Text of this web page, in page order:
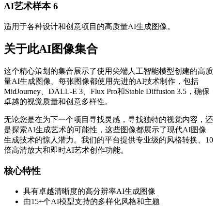
AI艺术样本 6
适用于各种设计和创意项目的高质量AI生成图像。
关于此AI图像集合
这个精心策划的集合展示了使用尖端人工智能模型创建的高质
量AI生成图像。每张图像都使用先进的AI技术制作，包括
MidJourney、DALL-E 3、Flux Pro和Stable Diffusion 3.5，确保
卓越的视觉质量和创意多样性。
无论您是在为下一个项目寻找灵感，寻找独特的视觉内容，还
是探索AI生成艺术的可能性，这些图像都展示了现代AI图像
生成技术的惊人潜力。我们的平台提供专业级的风格转换、10
倍高清放大和即时AI艺术创作功能。
核心特性
具有卓越清晰度的高分辨率AI生成图像
由15+个AI模型支持的多样化风格和主题